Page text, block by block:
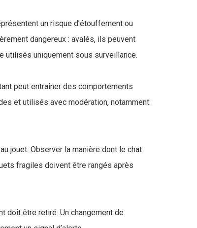
un risque d’étouffement ou
dangereux : avalés, ils peuvent
utilisés uniquement sous surveillance.
peut entraîner des comportements
et utilisés avec modération, notamment
jouet. Observer la manière dont le chat
fragiles doivent être rangés après
doit être retiré. Un changement de